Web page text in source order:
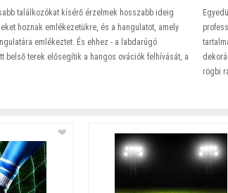
találkozókat kísérő érzelmek hosszabb ideig
hoznak emlékezetükre, és a hangulatot, amely
emlékeztet. És ehhez - a labdarúgó
terek elősegítik a hangos ovációk felhívását, a
rögbi
❤